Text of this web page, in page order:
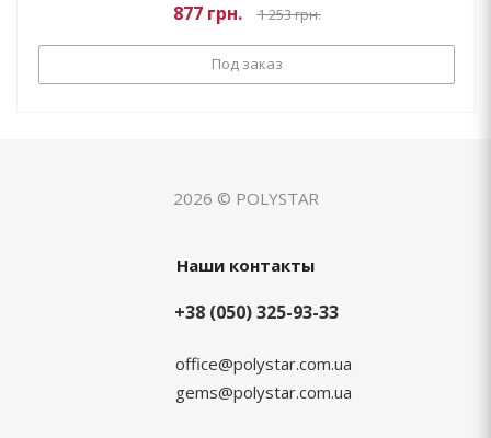
877грн. 1 253грн.
Под заказ
2026 © POLYSTAR
Наши контакты
+38 (050) 325-93-33
office@polystar.com.ua
gems@polystar.com.ua